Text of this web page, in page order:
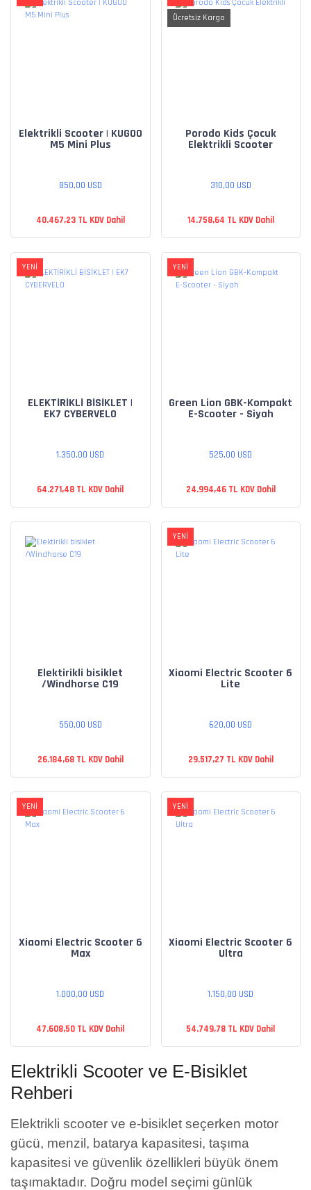
Elektrikli Scooter | KUGOO
M5 Mini Plus
850,00 USD
40.467,23 TL KDV Dahil
Ücretsiz Kargo
Porodo Kids Çocuk
Elektrikli Scooter
310,00 USD
14.758,64 TL KDV Dahil
YENİ
ELEKTİRİKLİ BİSİKLET |
EK7 CYBERVELO
1.350,00 USD
64.271,48 TL KDV Dahil
YENİ
Green Lion GBK-Kompakt
E-Scooter - Siyah
525,00 USD
24.994,46 TL KDV Dahil
Elektirikli bisiklet
/Windhorse C19
550,00 USD
26.184,68 TL KDV Dahil
YENİ
Xiaomi Electric Scooter 6
Lite
620,00 USD
29.517,27 TL KDV Dahil
YENİ
Xiaomi Electric Scooter 6
Max
1.000,00 USD
47.608,50 TL KDV Dahil
YENİ
Xiaomi Electric Scooter 6
Ultra
1.150,00 USD
54.749,78 TL KDV Dahil
Elektrikli Scooter ve E-Bisiklet
Rehberi
Elektrikli scooter ve e-bisiklet seçerken motor
gücü, menzil, batarya kapasitesi, taşıma
kapasitesi ve güvenlik özellikleri büyük önem
taşımaktadır. Doğru model seçimi günlük